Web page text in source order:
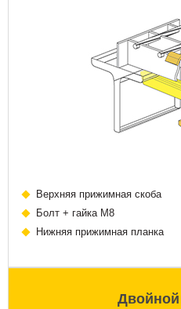
Верхняя прижимная скоба
Болт + гайка М8
Нижняя прижимная планка